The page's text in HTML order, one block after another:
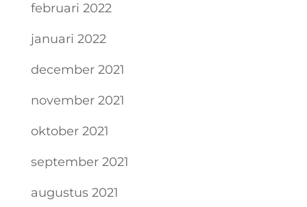
februari 2022
januari 2022
december 2021
november 2021
oktober 2021
september 2021
augustus 2021